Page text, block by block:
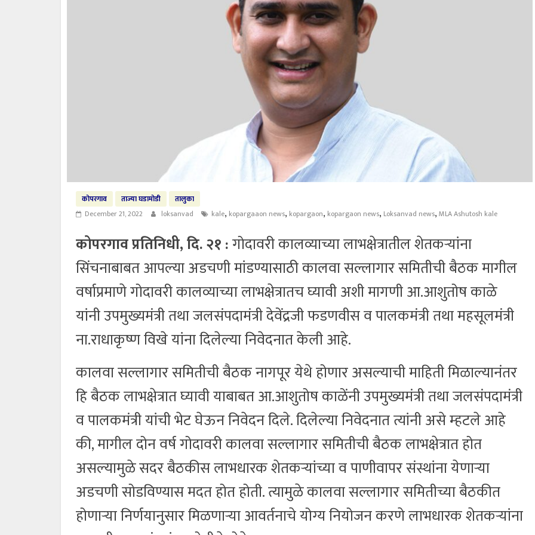
कोपरगाव ताज्या घडामोडी
तालुका
December 21, 2022
loksanvad kale, kopargaaon news, kopargaon, kopargaon news, Loksanvad news, MLA Ashutosh kale
कोपरगाव प्रतिनिधी, दि. २१ :गोदावरी कालव्याच्या लाभक्षेत्रातील शेतकऱ्यांना
सिंचनाबाबत आपल्या अडचणी मांडण्यासाठी कालवा सल्लागार समितीची बैठक मागील
वर्षाप्रमाणे गोदावरी कालव्याच्या लाभक्षेत्रातच घ्यावी अशी मागणी आ.आशुतोष काळे
यांनी उपमुख्यमंत्री तथा जलसंपदामंत्री देवेंद्रजी फडणवीस व पालकमंत्री तथा महसूलमंत्री
ना.राधाकृष्ण विखे यांना दिलेल्या निवेदनात केली आहे.
कालवा सल्लागार समितीची बैठक नागपूर येथे होणार असल्याची माहिती मिळाल्यानंतर
हि बैठक लाभक्षेत्रात घ्यावी याबाबत आ.आशुतोष काळेंनी उपमुख्यमंत्री तथा जलसंपदामंत्री
व पालकमंत्री यांची भेट घेऊन निवेदन दिले. दिलेल्या निवेदनात त्यांनी असे म्हटले आहे
की, मागील दोन वर्ष गोदावरी कालवा सल्लागार समितीची बैठक लाभक्षेत्रात होत
असल्यामुळे सदर बैठकीस लाभधारक शेतकऱ्यांच्या व पाणीवापर संस्थांना येणाऱ्या
अडचणी सोडविण्यास मदत होत होती. त्यामुळे कालवा सल्लागार समितीच्या बैठकीत
होणाऱ्या निर्णयानुसार मिळणाऱ्या आवर्तनाचे योग्य नियोजन करणे लाभधारक शेतकऱ्यांना